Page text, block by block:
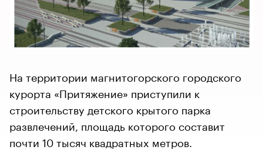
На территории магнитогорского городского
курорта «Притяжение» приступили к
строительству детского крытого парка
развлечений, площадь которого составит
почти 10 тысяч квадратных метров.